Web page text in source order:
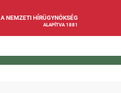
A NEMZETI HÍRÜGYNÖKSÉG
ALAPÍTVA 1881